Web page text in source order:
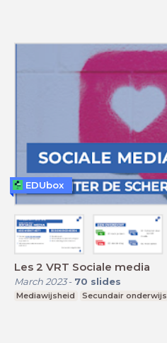
Les 2 VRT Sociale media
March 2023- 70 slides
Mediawijsheid Secundair onderwijs
EDUbox